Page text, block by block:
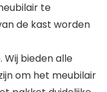
te
de kast worden
bieden alle
om het meubilair